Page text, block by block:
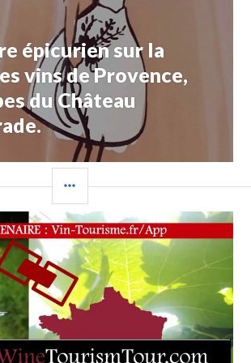
épicurien sur la
vins de Provence,
du Château
LATÉRALE